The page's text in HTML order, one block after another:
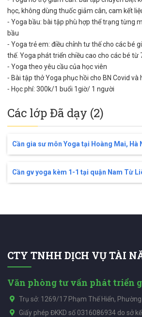
học, không dùng thuốc giảm cân, cam kết
⁃ Yoga bầu: bài tập phù hợp thể trạng từng
bầu
⁃ Yoga trẻ em: điều chỉnh tư thế cho các bé
thế. Yoga phát triển chiều cao cho các bé từ
⁃ Yoga theo yêu cầu của học viên
⁃ Bài tập thở Yoga phục hồi cho BN Covid và
⁃ Học phí: 300k/1 buổi 1giờ/ 1 người
Các lớp Đã dạy (2)
Cần gia sư môn Yoga tại Hoàng Mai, Hà
Cần gv yoga kèm 1-1 tại quận Nam Từ
CTY TNHH DỊCH VỤ TÀI
Văn phòng tư vấn phát triển
Trụ sở: 1269/17 Phạm Thế Hiển, Phường
Giấy phép ĐKKD số 0316086934 do sở